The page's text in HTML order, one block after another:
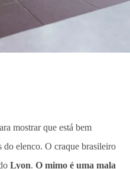
mostrar que está bem
do elenco. O craque brasileiro
Lyon. O mimo é uma mala